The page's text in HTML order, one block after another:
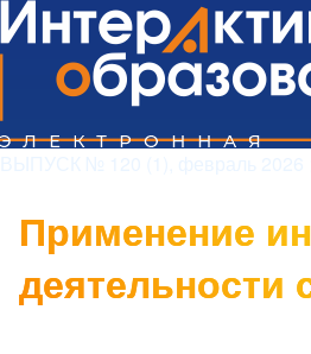
Close search
Поиск
Применение
деятельности